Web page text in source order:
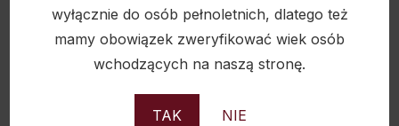
wyłącznie do osób pełnoletnich, dlatego też
mamy obowiązek zweryfikować wiek osób
wchodzących na naszą stronę.
TAK NIE